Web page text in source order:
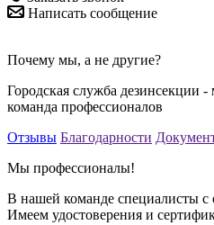
Написать сообщение
Почему мы, а не другие?
Городская служба дезинсекции
команда профессионалов
Отзывы Благодарности
Мы профессионалы!
В нашей команде специалисты с
Имеем удостоверения и